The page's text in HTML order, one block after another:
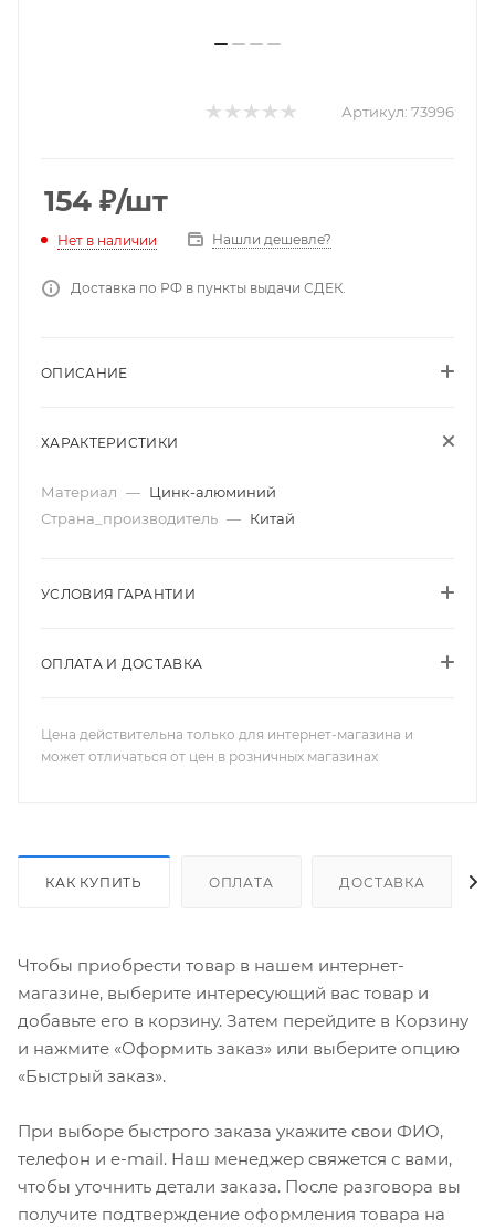
Артикул: 73996
154 ₽/шт
Нет в наличии Нашли дешевле?
Доставка по РФ в пункты выдачи СДЕК.
ОПИСАНИЕ
ХАРАКТЕРИСТИКИ
Материал — Цинк-алюминий
Страна_производитель — Китай
УСЛОВИЯ ГАРАНТИИ
ОПЛАТА И ДОСТАВКА
Цена действительна только для интернет-магазина и
может отличаться от цен в розничных магазинах
КАК КУПИТЬ ОПЛАТА ДОСТАВКА
Чтобы приобрести товар в нашем интернет-
магазине, выберите интересующий вас товар и
добавьте его в корзину. Затем перейдите в Корзину
и нажмите «Оформить заказ» или выберите опцию
«Быстрый заказ».
При выборе быстрого заказа укажите свои ФИО,
телефон и e-mail. Наш менеджер свяжется с вами,
чтобы уточнить детали заказа. После разговора вы
получите подтверждение оформления товара на